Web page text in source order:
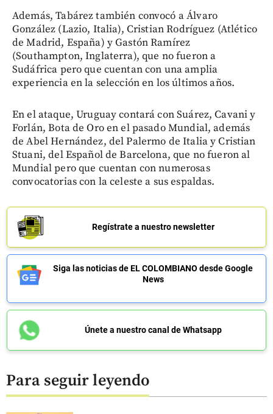
Además, Tabárez también convocó a Álvaro
González (Lazio, Italia), Cristian Rodríguez (Atlético
de Madrid, España) y Gastón Ramírez
(Southampton, Inglaterra), que no fueron a
Sudáfrica pero que cuentan con una amplia
experiencia en la selección en los últimos años.
En el ataque, Uruguay contará con Suárez, Cavani y
Forlán, Bota de Oro en el pasado Mundial, además
de Abel Hernández, del Palermo de Italia y Cristian
Stuani, del Español de Barcelona, que no fueron al
Mundial pero que cuentan con numerosas
convocatorias con la celeste a sus espaldas.
Regístrate a nuestro newsletter
Siga las noticias de EL COLOMBIANO desde Google
News
Únete a nuestro canal de Whatsapp
Para seguir leyendo